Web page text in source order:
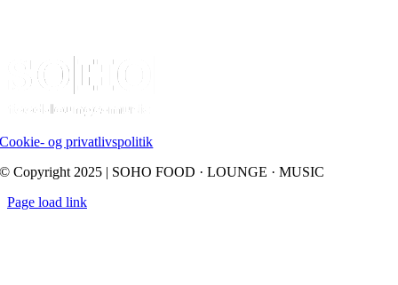
Cookie- og privatlivspolitik
© Copyright 2025 | SOHO FOOD · LOUNGE · MUSIC
Page load link